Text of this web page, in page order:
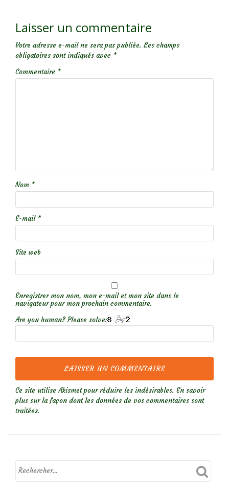
Laisser un commentaire
Votre adresse e-mail ne sera pas publiée. Les champs
obligatoires sont indiqués avec *
Commentaire *
Nom *
E-mail *
Site web
Enregistrer mon nom, mon e-mail et mon site dans le
navigateur pour mon prochain commentaire.
Are you human? Please solve:
Ce site utilise Akismet pour réduire les indésirables. En savoir
plus sur la façon dont les données de vos commentaires sont
traitées.